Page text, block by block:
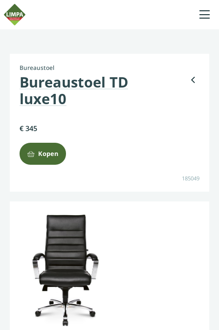
Bureaustoel
Bureaustoel TD
luxe10
€ 345
Kopen
185049